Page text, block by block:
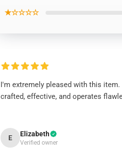
★☆☆☆☆
I'm extremely pleased with this item.
crafted, effective, and operates
E Elizabeth
Verified owner